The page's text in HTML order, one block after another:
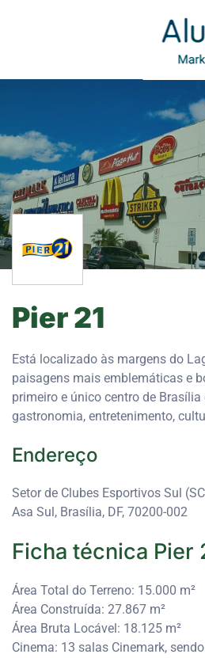
Pier 21
Está localizado às margens do
paisagens mais emblemáticas e
primeiro e único centro de
gastronomia, entretenimento,
Endereço
Setor de Clubes Esportivos Sul
Asa Sul, Brasília, DF, 70200-002
Ficha técnica Pier
Área Total do Terreno: 15.000 m²
Área Construída: 27.867 m²
Área Bruta Locável: 18.125 m²
Cinema: 13 salas Cinemark,